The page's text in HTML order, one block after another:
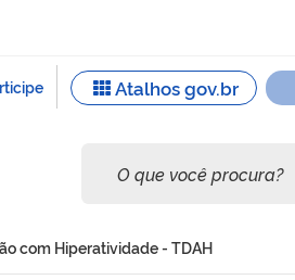
com Hiperatividade - TDAH